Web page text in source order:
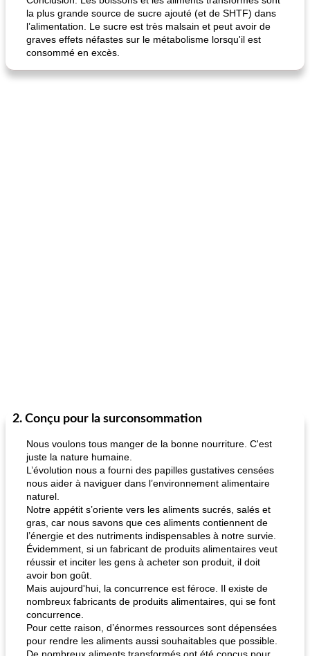
la plus grande source de sucre ajouté (et de SHTF) dans
l’alimentation. Le sucre est très malsain et peut avoir de
graves effets néfastes sur le métabolisme lorsqu'il est
consommé en excès.
2. Conçu pour la surconsommation
Nous voulons tous manger de la bonne nourriture. C'est
juste la nature humaine.
L’évolution nous a fourni des papilles gustatives censées
nous aider à naviguer dans l’environnement alimentaire
naturel.
Notre appétit s’oriente vers les aliments sucrés, salés et
gras, car nous savons que ces aliments contiennent de
l’énergie et des nutriments indispensables à notre survie.
Évidemment, si un fabricant de produits alimentaires veut
réussir et inciter les gens à acheter son produit, il doit
avoir bon goût.
Mais aujourd'hui, la concurrence est féroce. Il existe de
nombreux fabricants de produits alimentaires, qui se font
concurrence.
Pour cette raison, d’énormes ressources sont dépensées
pour rendre les aliments aussi souhaitables que possible.